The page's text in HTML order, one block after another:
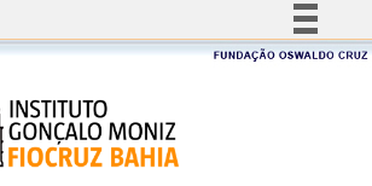
Simplifique!
Acesso à informação